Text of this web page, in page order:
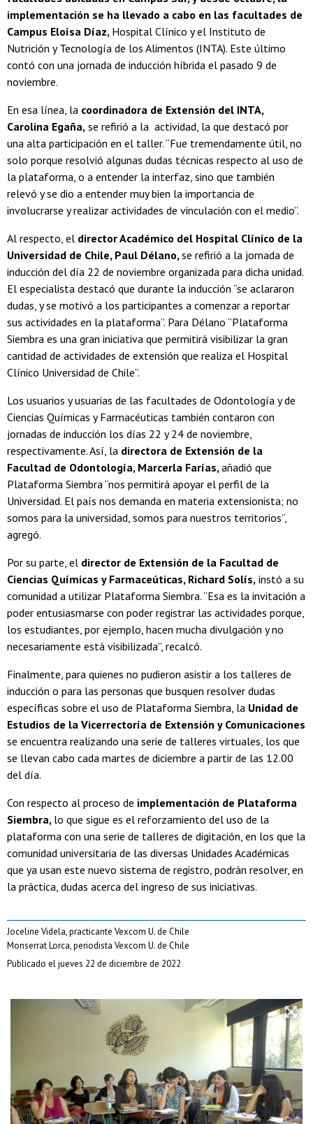
implementación se ha llevado a cabo en las facultades de
Campus Eloísa Díaz, Hospital Clínico y el Instituto de
Nutrición y Tecnología de los Alimentos (INTA). Este último
contó con una jornada de inducción híbrida el pasado 9 de
noviembre.
En esa línea, la coordinadora de Extensión del INTA,
Carolina Egaña, se refirió a la actividad, la que destacó por
una alta participación en el taller. “Fue tremendamente útil, no
solo porque resolvió algunas dudas técnicas respecto al uso de
la plataforma, o a entender la interfaz, sino que también
relevó y se dio a entender muy bien la importancia de
involucrarse y realizar actividades de vinculación con el medio”.
Al respecto, el director Académico del Hospital Clínico de la
Universidad de Chile, Paul Délano, se refirió a la jornada de
inducción del día 22 de noviembre organizada para dicha unidad.
El especialista destacó que durante la inducción “se aclararon
dudas, y se motivó a los participantes a comenzar a reportar
sus actividades en la plataforma”. Para Délano “Plataforma
Siembra es una gran iniciativa que permitirá visibilizar la gran
cantidad de actividades de extensión que realiza el Hospital
Clínico Universidad de Chile”.
Los usuarios y usuarias de las facultades de Odontología y de
Ciencias Químicas y Farmacéuticas también contaron con
jornadas de inducción los días 22 y 24 de noviembre,
respectivamente. Así, la directora de Extensión de la
Facultad de Odontología, Marcerla Farías, añadió que
Plataforma Siembra “nos permitirá apoyar el perfil de la
Universidad. El país nos demanda en materia extensionista; no
somos para la universidad, somos para nuestros territorios”,
agregó.
Por su parte, el director de Extensión de la Facultad de
Ciencias Químicas y Farmaceúticas, Richard Solís, instó a su
comunidad a utilizar Plataforma Siembra. “Esa es la invitación a
poder entusiasmarse con poder registrar las actividades porque,
los estudiantes, por ejemplo, hacen mucha divulgación y no
necesariamente está visibilizada”, recalcó.
Finalmente, para quienes no pudieron asistir a los talleres de
inducción o para las personas que busquen resolver dudas
específicas sobre el uso de Plataforma Siembra, la Unidad de
Estudios de la Vicerrectoría de Extensión y Comunicaciones
se encuentra realizando una serie de talleres virtuales, los que
se llevan cabo cada martes de diciembre a partir de las 12.00
del día.
Con respecto al proceso de implementación de Plataforma
Siembra, lo que sigue es el reforzamiento del uso de la
plataforma con una serie de talleres de digitación, en los que la
comunidad universitaria de las diversas Unidades Académicas
que ya usan este nuevo sistema de registro, podrán resolver, en
la práctica, dudas acerca del ingreso de sus iniciativas.
Joceline Videla, practicante Vexcom U. de Chile
Monserrat Lorca, periodista Vexcom U. de Chile
Publicado el jueves 22 de diciembre de 2022